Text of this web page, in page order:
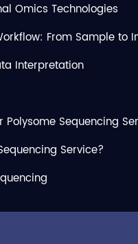
Omics Technologies
From Sample to
Interpretation
Polysome Sequencing
Service?